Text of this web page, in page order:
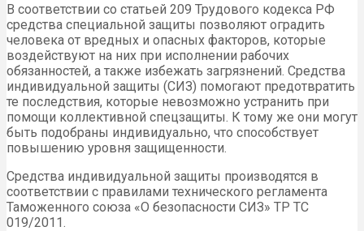
В соответствии со статьей 209 Трудового кодекса РФ
средства специальной защиты позволяют оградить
человека от вредных и опасных факторов, которые
воздействуют на них при исполнении рабочих
обязанностей, а также избежать загрязнений. Средства
индивидуальной защиты (СИЗ) помогают предотвратить
те последствия, которые невозможно устранить при
помощи коллективной спецзащиты. К тому же они могут
быть подобраны индивидуально, что способствует
повышению уровня защищенности.
Средства индивидуальной защиты производятся в
соответствии с правилами технического регламента
Таможенного союза «О безопасности СИЗ» ТР ТС
019/2011.